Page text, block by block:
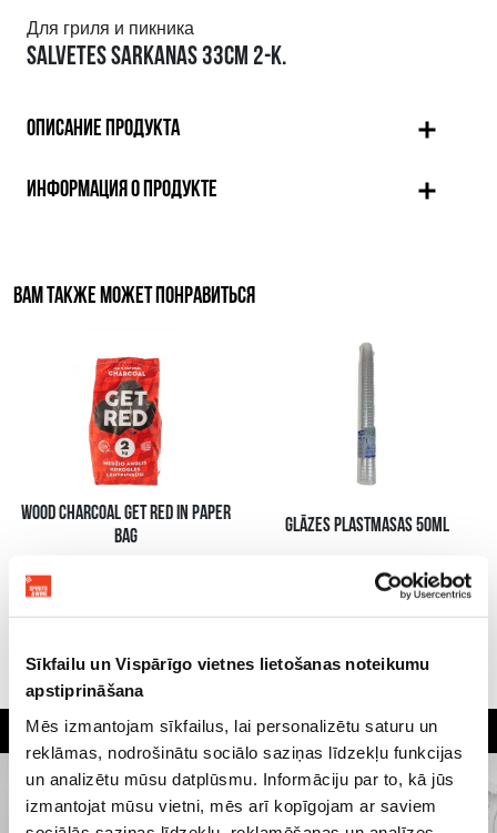
Sīkfailu un Vispārīgo vietnes lietošanas noteikumu
apstiprināšana
Mēs izmantojam sīkfailus, lai personalizētu saturu un
reklāmas, nodrošinātu sociālo saziņas līdzekļu funkcijas
un analizētu mūsu datplūsmu. Informāciju par to, kā jūs
izmantojat mūsu vietni, mēs arī kopīgojam ar saviem
Для гриля и пикника
SALVETES SARKANAS 33CM 2-K.
ОПИСАНИЕ ПРОДУКТА
ИНФОРМАЦИЯ О ПРОДУКТЕ
ВАМ ТАКЖЕ МОЖЕТ ПОНРАВИТЬСЯ
WOOD CHARCOAL GET RED IN PAPER
BAG
GLĀZES PLASTMASAS 50ML
2.55 €
Самый широкий выбор
Гарантия качества напитков
Клиенты оценивают нас на